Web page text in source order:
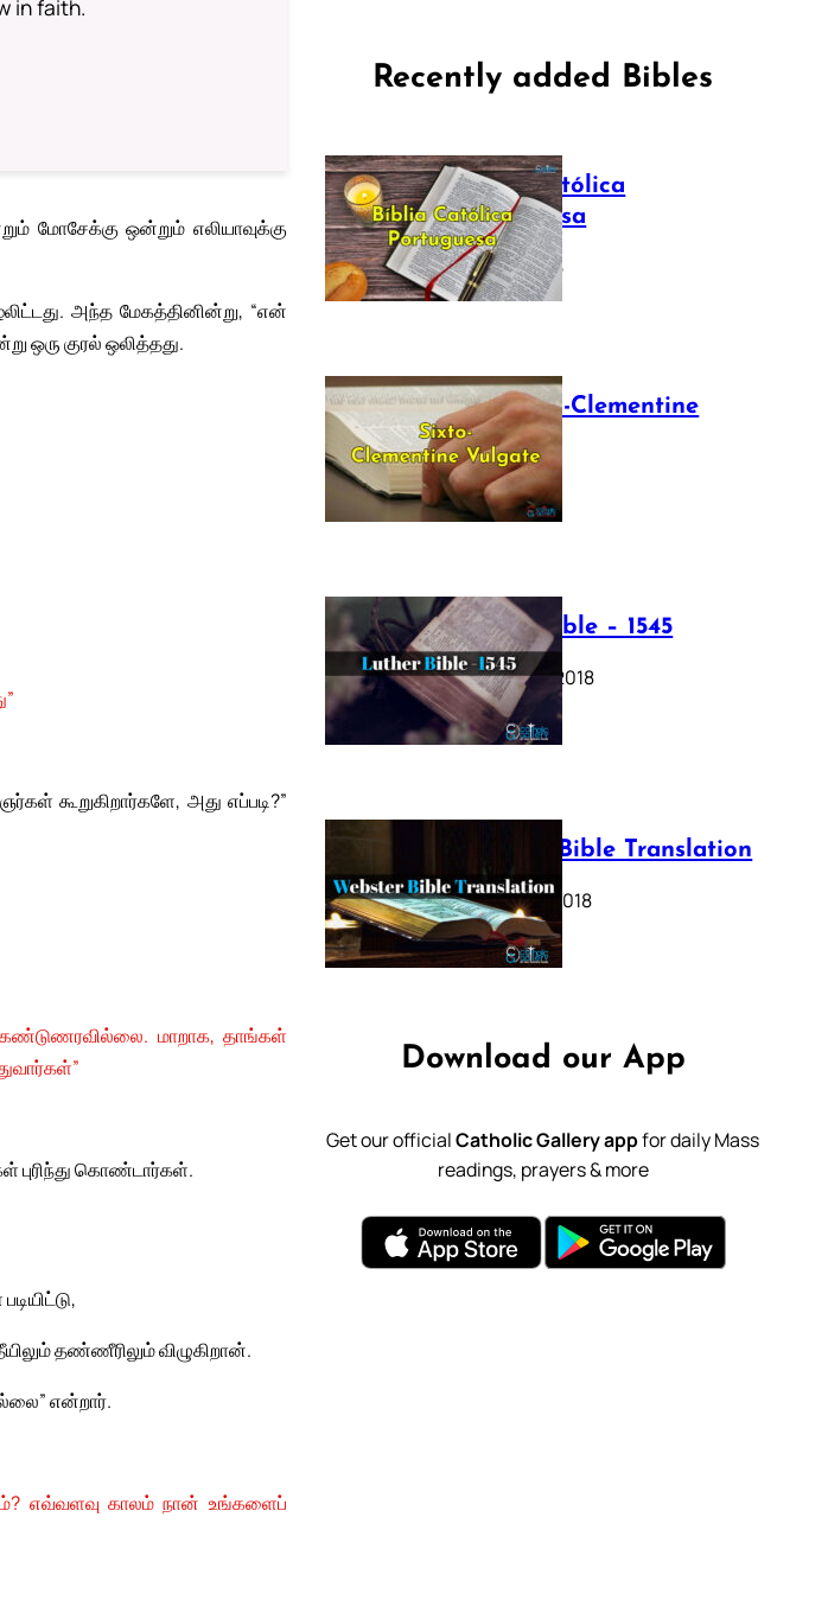
in faith.
மோசேக்கு ஒன்றும் எலியாவுக்கு
அந்த மேகத்தினின்று, “என்
ஒரு குரல் ஒலித்தது.
கூறுகிறார்களே, அது எப்படி?”
மாறாக, தாங்கள்
புரிந்து கொண்டார்கள்.
தண்ணீரிலும் விழுகிறான்.
என்றார்.
எவ்வளவு காலம் நான் உங்களைப்
Recently added Bibles
Bíblia Católica
Portuguesa
July 16, 2025
The Sixto-Clementine
Vulgate
July 12, 2025
Luther Bible – 1545
October 17, 2018
Webster Bible Translation
October 11, 2018
Download our App
Get our officialCatholic Gallery appfor daily Mass
readings, prayers & more